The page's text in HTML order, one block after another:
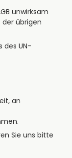
unwirksam
der übrigen
des UN-
an
Sie uns bitte